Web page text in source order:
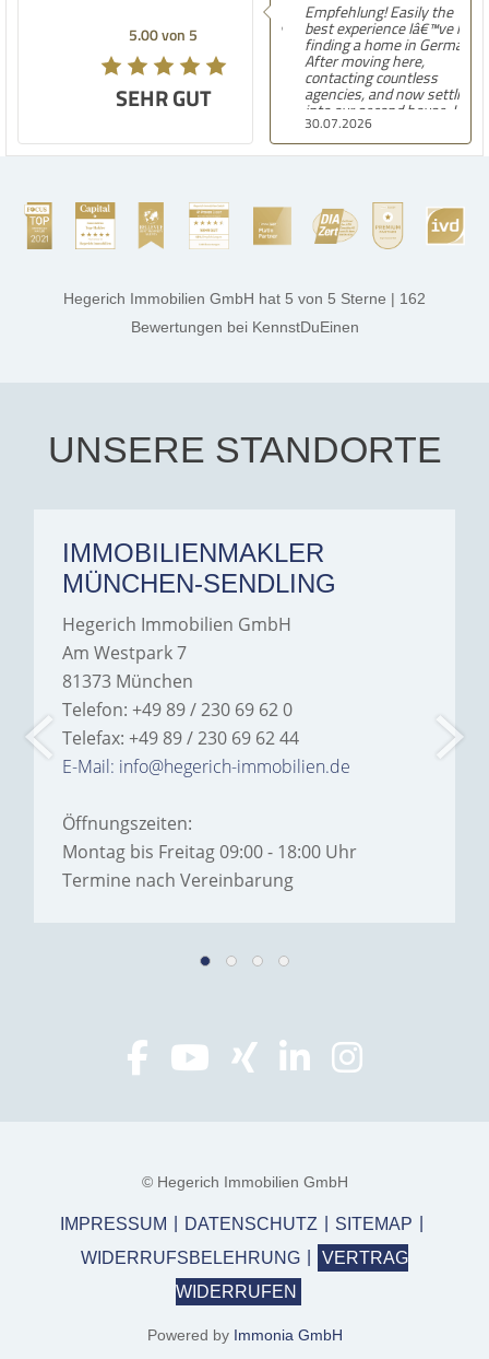
5.00 von 5
SEHR GUT
30.07.2026
Empfehlung! Easily the
best experience Iâ€™ve had
finding a home in Germany.
After moving here,
contacting countless
agencies, and now settling
into our second house, I
know firsthand how
challenging and
overwhelming the German
stands out far above the
rest. They made the entire
process smooth,
thanks, and a huge part of
the credit goes to Amelie
Jamrowâ€”she was
exceptionally professional,
Hegerich Immobilien to
anyone looking for a home.
Hegerich Immobilien GmbH hat 5 von 5 Sterne | 162
Bewertungen bei KennstDuEinen
UNSERE STANDORTE
IMMOBILIENMAKLER
MÜNCHEN-SENDLING
Hegerich Immobilien GmbH
Am Westpark 7
81373 München
Telefon: +49 89 / 230 69 62 0
Telefax: +49 89 / 230 69 62 44
E-Mail: info@hegerich-immobilien.de
Öffnungszeiten:
Montag bis Freitag 09:00 - 18:00 Uhr
Termine nach Vereinbarung
© Hegerich Immobilien GmbH
IMPRESSUM DATENSCHUTZ
SITEMAP
WIDERRUFSBELEHRUNG
VERTRAG
WIDERRUFEN
Powered by Immonia GmbH